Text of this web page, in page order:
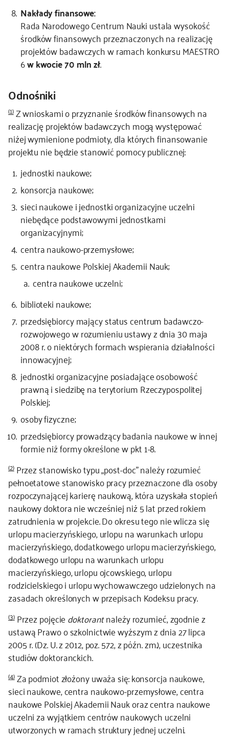
Nakłady finansowe:
Rada Narodowego Centrum Nauki ustala wysokość
środków finansowych przeznaczonych na realizację
projektów badawczych w ramach konkursu MAESTRO
6w kwocie 70 mln zł.
Odnośniki
(1)Z wnioskami o przyznanie środków finansowych na
realizację projektów badawczych mogą występować
niżej wymienione podmioty, dla których finansowanie
projektu nie będzie stanowić pomocy publicznej:
jednostki naukowe;
konsorcja naukowe;
sieci naukowe i jednostki organizacyjne uczelni
niebędące podstawowymi jednostkami
organizacyjnymi;
centra naukowo-przemysłowe;
centra naukowe Polskiej Akademii Nauk;
centra naukowe uczelni;
biblioteki naukowe;
przedsiębiorcy mający status centrum badawczo-
rozwojowego w rozumieniu ustawy z dnia 30 maja
2008 r. o niektórych formach wspierania działalności
innowacyjnej;
jednostki organizacyjne posiadające osobowość
prawną i siedzibę na terytorium Rzeczypospolitej
Polskiej;
osoby fizyczne;
przedsiębiorcy prowadzący badania naukowe w innej
formie niż formy określone w pkt 1-8.
(2)Przez stanowisko typu „post-doc” należy rozumieć
pełnoetatowe stanowisko pracy przeznaczone dla osoby
rozpoczynającej karierę naukową, która uzyskała stopień
naukowy doktora nie wcześniej niż 5 lat przed rokiem
zatrudnienia w projekcie. Do okresu tego nie wlicza się
urlopu macierzyńskiego, urlopu na warunkach urlopu
macierzyńskiego, dodatkowego urlopu macierzyńskiego,
dodatkowego urlopu na warunkach urlopu
macierzyńskiego, urlopu ojcowskiego, urlopu
rodzicielskiego i urlopu wychowawczego udzielonych na
zasadach określonych w przepisach Kodeksu pracy.
(3)Przez pojęciedoktorantnależy rozumieć, zgodnie z
ustawą Prawo o szkolnictwie wyższym z dnia 27 lipca
2005 r. (Dz. U. z 2012, poz. 572, z późn. zm.), uczestnika
studiów doktoranckich.
(4)Za podmiot złożony uważa się: konsorcja naukowe,
sieci naukowe, centra naukowo-przemysłowe, centra
naukowe Polskiej Akademii Nauk oraz centra naukowe
uczelni za wyjątkiem centrów naukowych uczelni
utworzonych w ramach struktury jednej uczelni.